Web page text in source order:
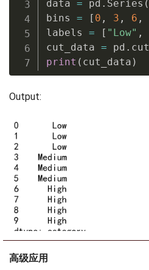
data = pd . Series (
bins = [ 0 , 3 , 6 ,
labels = [ "Low" ,
cut_data = pd . cut
print ( cut_data )
Output:
高级应用